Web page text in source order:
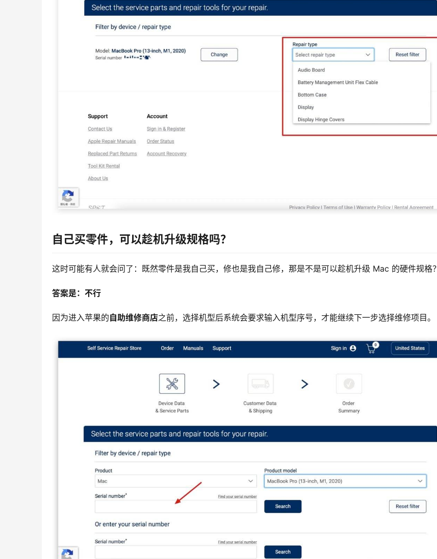
自己买零件，可以趁机升级规格吗？
这时可能有人就会问了：既然零件是我自己买，修也是我自己修，那是不是可以趁机升级 Mac 的硬件规格？
答案是：不行
因为进入苹果的自助维修商店之前，选择机型后系统会要求输入机型序号，才能继续下一步选择维修项目。